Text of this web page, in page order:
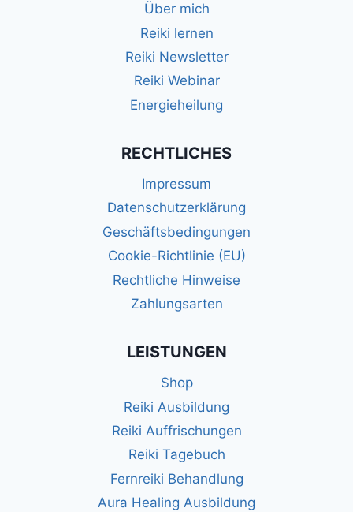
Über mich
Reiki lernen
Reiki Newsletter
Reiki Webinar
Energieheilung
RECHTLICHES
Impressum
Datenschutzerklärung
Geschäftsbedingungen
Cookie-Richtlinie (EU)
Rechtliche Hinweise
Zahlungsarten
LEISTUNGEN
Shop
Reiki Ausbildung
Reiki Auffrischungen
Reiki Tagebuch
Fernreiki Behandlung
Aura Healing Ausbildung